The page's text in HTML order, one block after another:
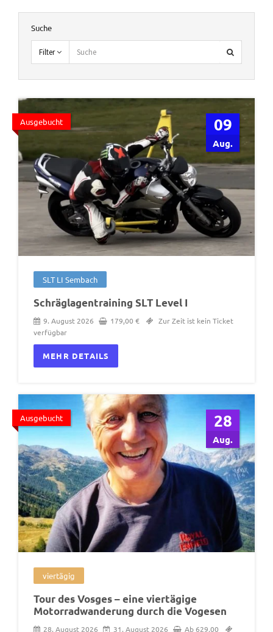
Suche
Filter
09
Aug.
Ausgebucht
SLT LI Sembach
Schräglagentraining SLT Level I
9. August 2026 179,00 €
Zur Zeit ist kein Ticket
verfügbar
MEHR DETAILS
28
Aug.
Ausgebucht
viertägig
Tour des Vosges – eine viertägige
Motorradwanderung durch die Vogesen
28. August 2026 31. August 2026
Ab 629.00